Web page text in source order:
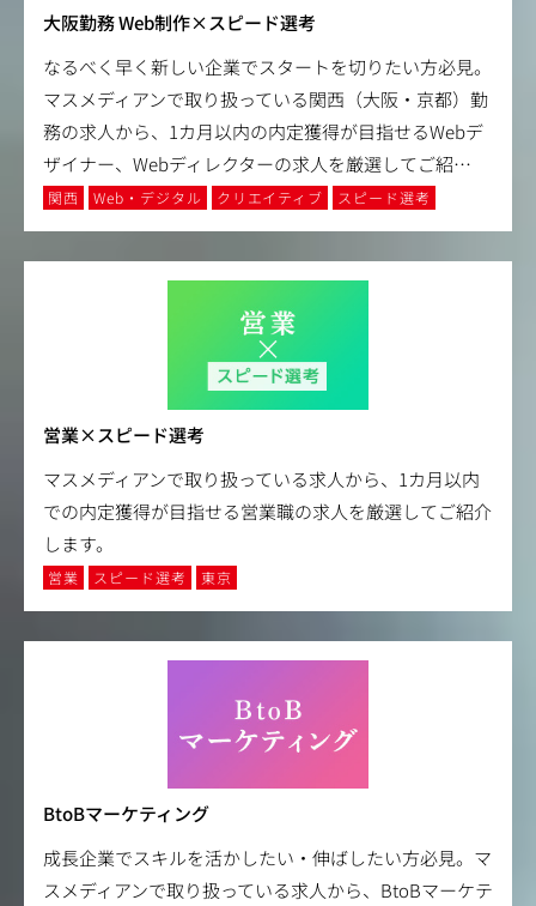
大阪勤務 Web制作×スピード選考
なるべく早く新しい企業でスタートを切りたい方必見。
マスメディアンで取り扱っている関西（大阪・京都）勤
務の求人から、1カ月以内の内定獲得が目指せるWebデ
ザイナー、Webディレクターの求人を厳選してご紹…
関西 Web・デジタル クリエイティブ スピード選考
営業×スピード選考
マスメディアンで取り扱っている求人から、1カ月以内
での内定獲得が目指せる営業職の求人を厳選してご紹介
します。
営業 スピード選考 東京
BtoBマーケティング
成長企業でスキルを活かしたい・伸ばしたい方必見。マ
スメディアンで取り扱っている求人から、BtoBマーケテ